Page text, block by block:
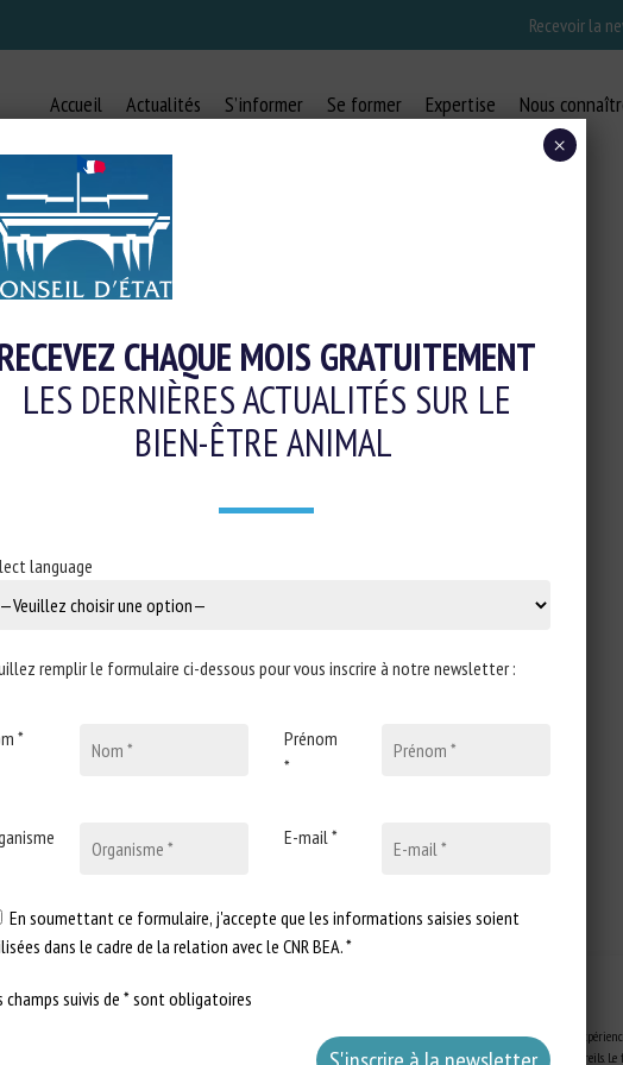
Pour offrir les meilleures
aux informations des appareils.
Recevoir la
Accueil Actualités S’informer Se former Expertise Nous
CONSEIL-DETAT
CHAQUE MOIS GRATUITEMENT
LES DERNIÈRES ACTUALITÉS SUR LE
BIEN-ÊTRE ANIMAL
language
remplir le formulaire ci-dessous pour vous inscrire à notre newsletter :
*
Prénom
*
E-mail *
En soumettant ce formulaire, j'accepte que les informations saisies soient
dans le cadre de la relation avec le CNR BEA. *
champs suivis de * sont obligatoires
×